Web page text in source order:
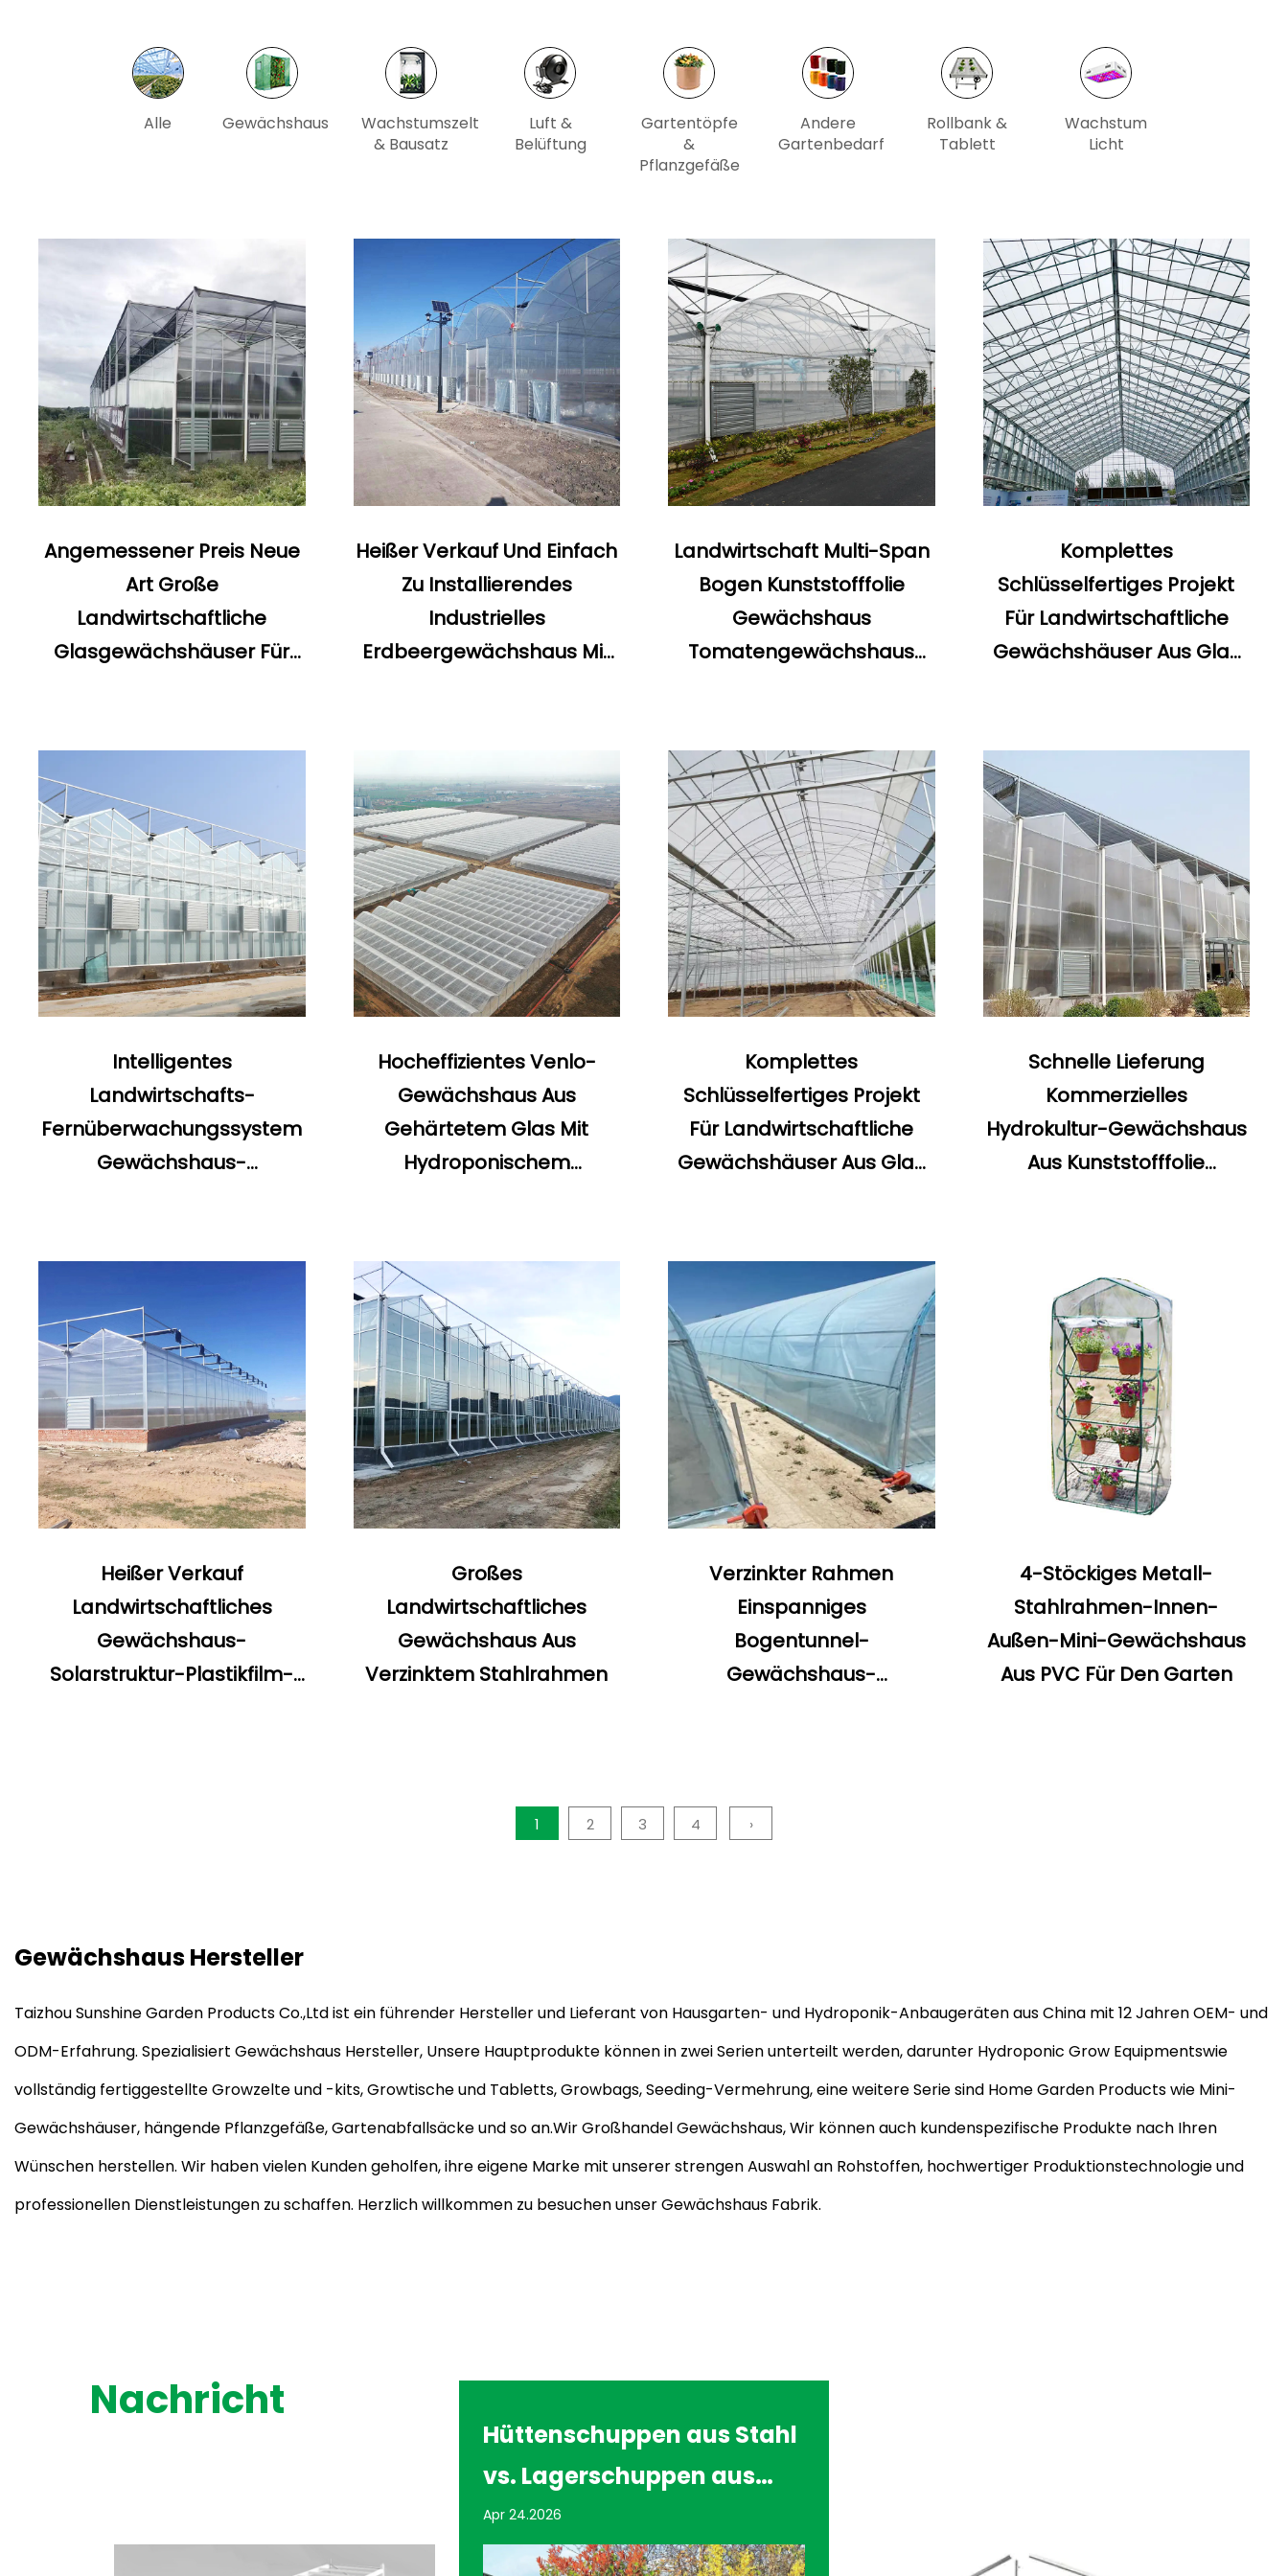
Alle Gewächshaus
Wachstumszelt
& Bausatz
Luft &
Belüftung
Gartentöpfe
&
Pflanzgefäße
Andere
Gartenbedarf
Rollbank &
Tablett
Wachstum
Licht
Angemessener Preis Neue
Art Große
Landwirtschaftliche
Glasgewächshäuser Für
Heißer Verkauf Und Einfach
Zu Installierendes
Industrielles
Erdbeergewächshaus Mit
Landwirtschaft Multi-Span
Bogen Kunststofffolie
Gewächshaus
Tomatengewächshaus
Komplettes
Schlüsselfertiges Projekt
Für Landwirtschaftliche
Gewächshäuser Aus Glas
Intelligentes
Landwirtschafts-
Fernüberwachungssystem
Gewächshaus-
Schemadesign
Hocheffizientes Venlo-
Gewächshaus Aus
Gehärtetem Glas Mit
Hydroponischem
Verkauf
Komplettes
Schlüsselfertiges Projekt
Für Landwirtschaftliche
Gewächshäuser Aus Glas
Schnelle Lieferung
Kommerzielles
Hydrokultur-Gewächshaus
Aus Kunststofffolie
Heißer Verkauf
Landwirtschaftliches
Gewächshaus-
Solarstruktur-Plastikfilm-
Großes
Landwirtschaftliches
Gewächshaus Aus
Verzinktem Stahlrahmen
Verzinkter Rahmen
Einspanniges
Bogentunnel-
Gewächshaus-
4-Stöckiges Metall-
Stahlrahmen-Innen-
Außen-Mini-Gewächshaus
Aus PVC Für Den Garten
1 2 3 4 ›
Gewächshaus Hersteller
Taizhou Sunshine Garden Products Co.,Ltd ist ein führender Hersteller und Lieferant von Hausgarten- und Hydroponik-Anbaugeräten aus China mit 12 Jahren OEM- und
ODM-Erfahrung. Spezialisiert Gewächshaus Hersteller, Unsere Hauptprodukte können in zwei Serien unterteilt werden, darunter Hydroponic Grow Equipmentswie
vollständig fertiggestellte Growzelte und -kits, Growtische und Tabletts, Growbags, Seeding-Vermehrung, eine weitere Serie sind Home Garden Products wie Mini-
Gewächshäuser, hängende Pflanzgefäße, Gartenabfallsäcke und so an.WirGroßhandel Gewächshaus, Wir können auch kundenspezifische Produkte nach Ihren
Wünschen herstellen. Wir haben vielen Kunden geholfen, ihre eigene Marke mit unserer strengen Auswahl an Rohstoffen, hochwertiger Produktionstechnologie und
professionellen Dienstleistungen zu schaffen. Herzlich willkommen zu besuchen unser Gewächshaus Fabrik.
Nachricht
Verbessern Sie den
Komfort und die Effizienz
bei der Gartenarbeit mit
Rollbänken
Apr 17.2026